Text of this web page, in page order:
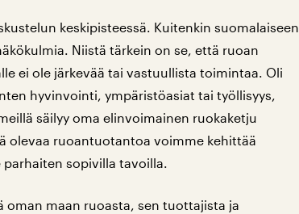
keskipisteessä. Kuitenkin suomalaiseen
Niistä tärkein on se, että ruoan
ei ole järkevää tai vastuullista toimintaa. Oli
hyvinvointi, ympäristöasiat tai työllisyys,
säilyy oma elinvoimainen ruokaketju
olevaa ruoantuotantoa voimme kehittää
sopivilla tavoilla.
oman maan ruoasta, sen tuottajista ja